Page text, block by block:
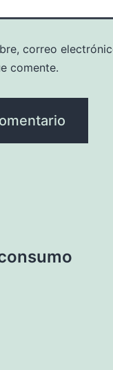
correo
comente.